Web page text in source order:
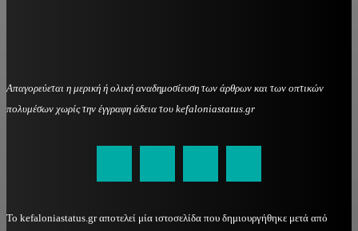
Απαγορεύεται η μερική ή ολική αναδημοσίευση των άρθρων και των οπτικών
πολυμέσων χωρίς την έγγραφη άδεια του kefaloniastatus.gr
Το kefaloniastatus.gr αποτελεί μία ιστοσελίδα που δημιουργήθηκε μετά από